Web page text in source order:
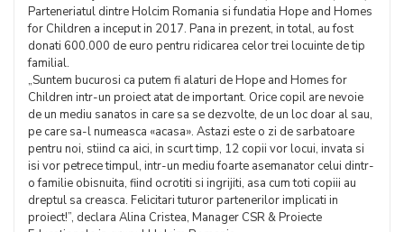
Parteneriatul dintre Holcim Romania si fundatia Hope and Homes
for Children a inceput in 2017. Pana in prezent, in total, au fost
donati 600.000 de euro pentru ridicarea celor trei locuinte de tip
familial.
„Suntem bucurosi ca putem fi alaturi de Hope and Homes for
Children intr-un proiect atat de important. Orice copil are nevoie
de un mediu sanatos in care sa se dezvolte, de un loc doar al sau,
pe care sa-l numeasca «acasa». Astazi este o zi de sarbatoare
pentru noi, stiind ca aici, in scurt timp, 12 copii vor locui, invata si
isi vor petrece timpul, intr-un mediu foarte asemanator celui dintr-
o familie obisnuita, fiind ocrotiti si ingrijiti, asa cum toti copiii au
dreptul sa creasca. Felicitari tuturor partenerilor implicati in
proiect!”, declara Alina Cristea, Manager CSR & Proiecte